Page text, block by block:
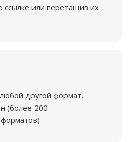
ссылке или перетащив их
другой формат,
(более 200